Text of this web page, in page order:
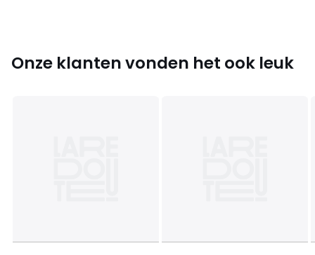
Onze klanten vonden het ook leuk